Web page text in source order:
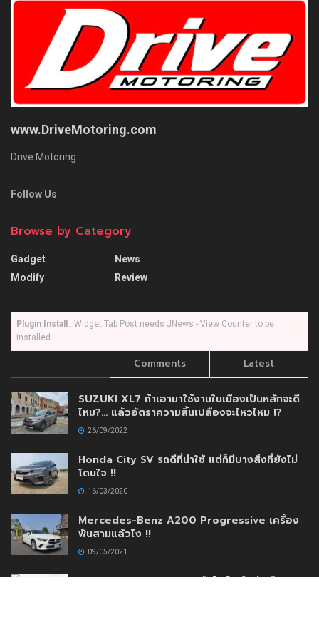
www.DriveMotoring.com
Drive Motoring
Follow Us
Browse by Category
Gadget
Modify
News
Review
Plugin Install
: Widget Tab Post needs JNews - View Counter to be
installed
Comments Latest
SUZUKI XL7 ถ้าเอามาใช้งานในเมืองเป็นหลักจะดี
ไหม?… แล้วอัตราความสิ้นเปลืองจะไหวไหม !?
26/09/2022
Honda City SV รถดีที่น่าใช้ แต่ก็มีบางสิ่งที่ยังไม่
โดนใจ !!
16/03/2020
Mercedes-Benz A200 Progressive เครื่อง
พันสามแล้วไง !!
09/05/2021
AEY AUTO IMPORT เปิดตัวโชว์รูมใหม่เสริมความ